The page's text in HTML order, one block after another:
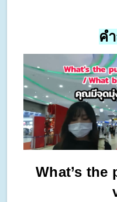
ค
What’s the